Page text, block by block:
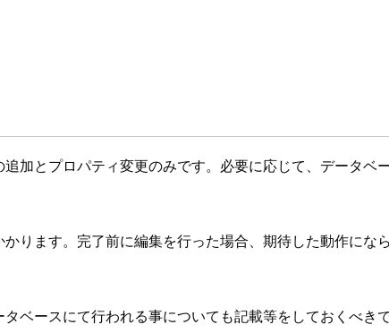
加とプロパティ変更のみです。必要に応じて、データベ
ります。完了前に編集を行った場合、期待した動作にな
ベースにて行われる事についても記載等をしておくべき